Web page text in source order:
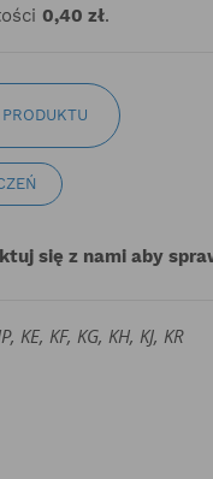
0,40 zł.
się z nami aby
KE, KF, KG, KH, KJ, KR